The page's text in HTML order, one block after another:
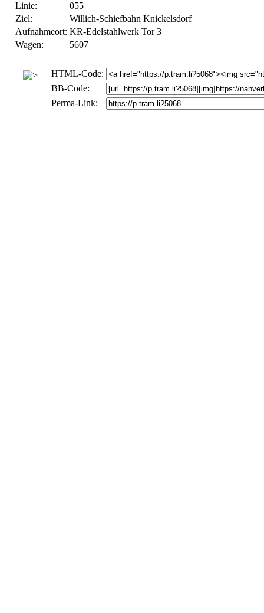
Linie:
055
Ziel:
Willich-Schiefbahn Knickelsdorf
Aufnahmeort: KR-Edelstahlwerk Tor 3
Wagen:
5607
HTML-Code:
BB-Code:
Perma-Link: